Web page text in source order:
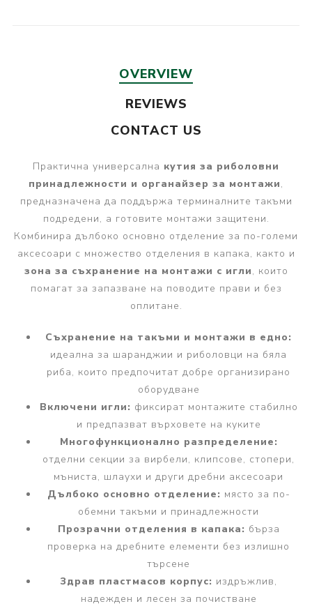
OVERVIEW
REVIEWS
CONTACT US
Практична универсална кутия за риболовни
принадлежности и органайзер за монтажи,
предназначена да поддържа терминалните такъми
подредени, а готовите монтажи защитени.
Комбинира дълбоко основно отделение за по-големи
аксесоари с множество отделения в капака, както и
зона за съхранение на монтажи с игли, които
помагат за запазване на поводите прави и без
оплитане.
Съхранение на такъми и монтажи в едно:
идеална за шаранджии и риболовци на бяла
риба, които предпочитат добре организирано
оборудване
Включени игли: фиксират монтажите стабилно
и предпазват върховете на куките
Многофункционално разпределение:
отделни секции за вирбели, клипсове, стопери,
мъниста, шлаухи и други дребни аксесоари
Дълбоко основно отделение: място за по-
обемни такъми и принадлежности
Прозрачни отделения в капака: бърза
проверка на дребните елементи без излишно
търсене
Здрав пластмасов корпус: издръжлив,
надежден и лесен за почистване